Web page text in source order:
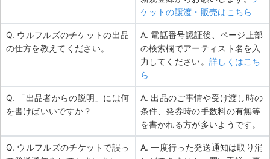
ケットの譲渡・販売はこちら
Q. ウルフルズのチケットの出品
の仕方を教えてください。
A. 電話番号認証後、ページ上部
の検索欄でアーティスト名を入
力してください。 詳しくはこち
ら
Q. 「出品者からの説明」には何
を書けばいいですか？
A. 出品のご事情や受け渡し時の
条件、発券時の手数料の有無等
を書かれる方が多いようです。
Q. ウルフルズのチケットで誤っ
A. 一度行った発送通知は取り消